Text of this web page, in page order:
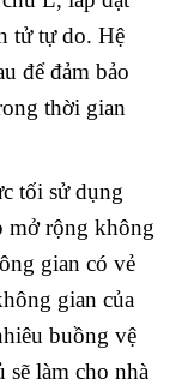
tử tự do. Hệ
để đảm bảo
thời gian
tối sử dụng
mở rộng không
gian có vẻ
gian của
buồng vệ
làm cho nhà